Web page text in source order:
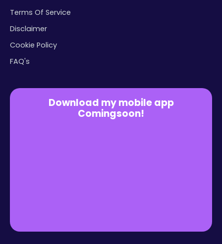
Terms Of Service
Disclaimer
Cookie Policy
FAQ's
Download my mobile app
Comingsoon!